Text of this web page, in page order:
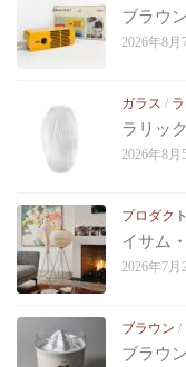
ブラウ
2026年8月
ガラス /
ラリッ
2026年8月
プロダクト
イサム
2026年7月
ブラウン /
ブラウ